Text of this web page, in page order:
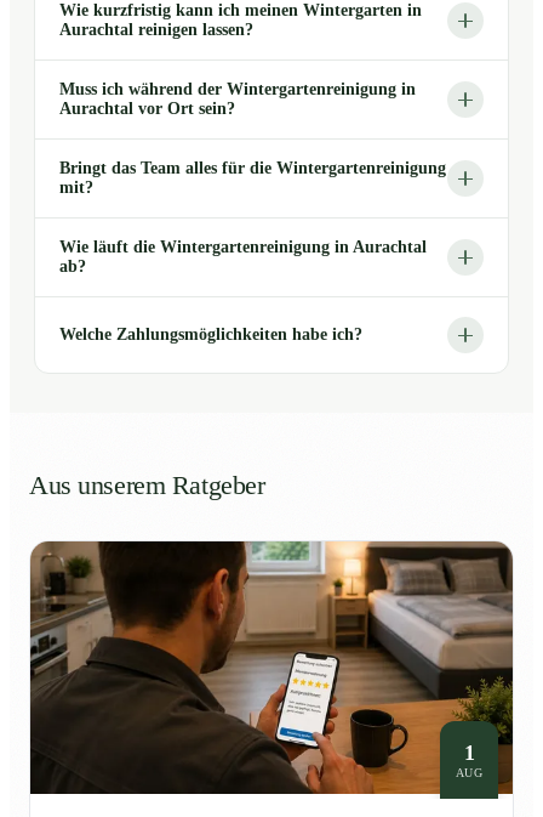
Wie kurzfristig kann ich meinen Wintergarten in
Aurachtal reinigen lassen?
Muss ich während der Wintergartenreinigung in
Aurachtal vor Ort sein?
Bringt das Team alles für die Wintergartenreinigung
mit?
Wie läuft die Wintergartenreinigung in Aurachtal
ab?
Welche Zahlungsmöglichkeiten habe ich?
Aus unserem Ratgeber
1
AUG